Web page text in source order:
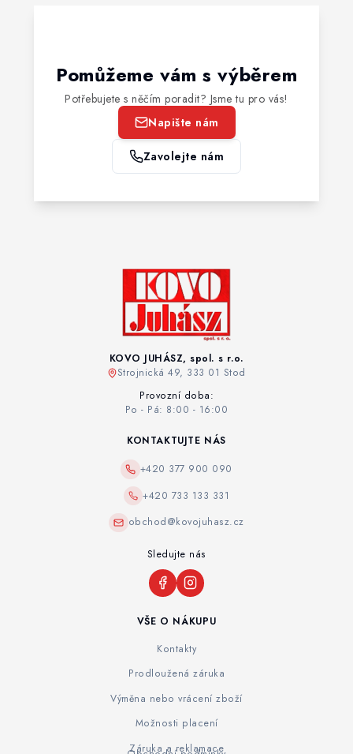
Pomůžeme vám s výběrem
Potřebujete s něčím poradit? Jsme tu pro vás!
Napište nám
Zavolejte nám
KOVO JUHÁSZ, spol. s r.o.
Strojnická 49, 333 01 Stod
Provozní doba:
Po - Pá: 8:00 - 16:00
VŠE O NÁKUPU
Kontakty
Prodloužená záruka
Výměna nebo vrácení zboží
Možnosti placení
Záruka a reklamace
KONTAKTUJTE NÁS
+420 377 900 090
+420 733 133 331
obchod@kovojuhasz.cz
Sledujte nás